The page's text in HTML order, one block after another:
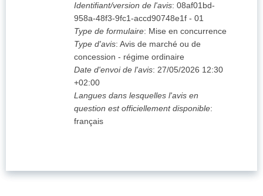
Identifiant/version de l'avis: 08af01bd-
958a-48f3-9fc1-accd90748e1f - 01
Type de formulaire: Mise en concurrence
Type d'avis: Avis de marché ou de
concession - régime ordinaire
Date d'envoi de l'avis: 27/05/2026 12:30
+02:00
Langues dans lesquelles l'avis en
question est officiellement disponible:
français